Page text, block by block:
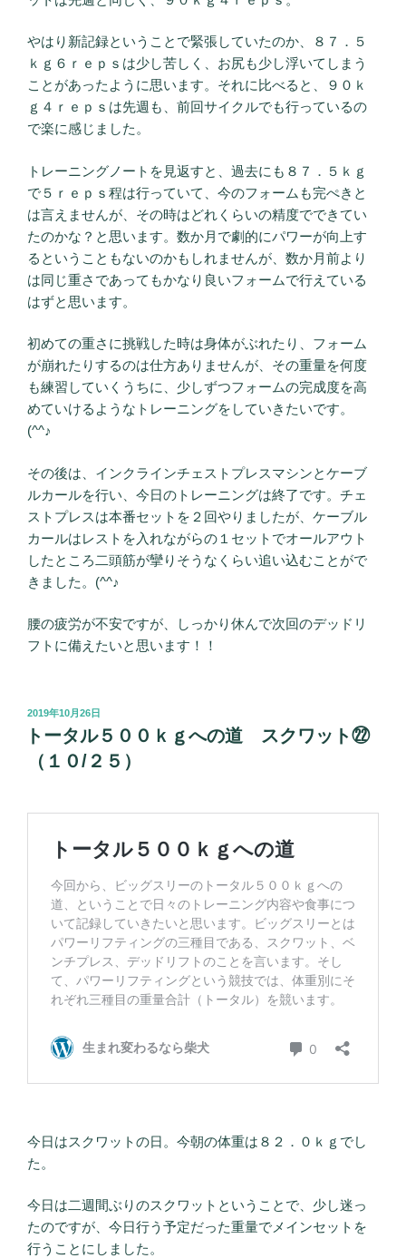
やはり新記録ということで緊張していたのか、８７．５
ｋｇ６ｒｅｐｓは少し苦しく、お尻も少し浮いてしまう
ことがあったように思います。それに比べると、９０ｋ
ｇ４ｒｅｐｓは先週も、前回サイクルでも行っているの
で楽に感じました。
トレーニングノートを見返すと、過去にも８７．５ｋｇ
で５ｒｅｐｓ程は行っていて、今のフォームも完ぺきと
は言えませんが、その時はどれくらいの精度でできてい
たのかな？と思います。数か月で劇的にパワーが向上す
るということもないのかもしれませんが、数か月前より
は同じ重さであってもかなり良いフォームで行えている
はずと思います。
初めての重さに挑戦した時は身体がぶれたり、フォーム
が崩れたりするのは仕方ありませんが、その重量を何度
も練習していくうちに、少しずつフォームの完成度を高
めていけるようなトレーニングをしていきたいです。
(^^♪
その後は、インクラインチェストプレスマシンとケーブ
ルカールを行い、今日のトレーニングは終了です。チェ
ストプレスは本番セットを２回やりましたが、ケーブル
カールはレストを入れながらの１セットでオールアウト
したところ二頭筋が攣りそうなくらい追い込むことがで
きました。(^^♪
腰の疲労が不安ですが、しっかり休んで次回のデッドリ
フトに備えたいと思います！！
投
稿
日:
2019年10月26日
トータル５００ｋｇへの道 スクワット㉒
（１０/２５）
今日はスクワットの日。今朝の体重は８２．０ｋｇでし
た。
今日は二週間ぶりのスクワットということで、少し迷っ
たのですが、今日行う予定だった重量でメインセットを
行うことにしました。